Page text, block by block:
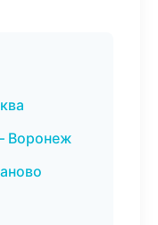
Воронеж